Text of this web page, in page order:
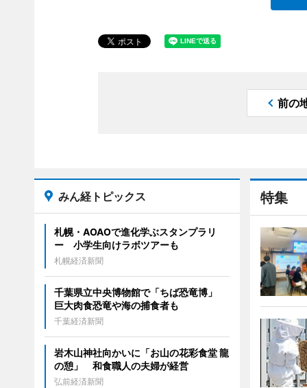
前の
特集
みん経トピックス
札幌・AOAOで進化学ぶスタンプラリ
ー 小学生向けラボツアーも
札幌経済新聞
千葉県立中央博物館で「ちば恐竜博」
巨大肉食恐竜や海の捕食者も
千葉経済新聞
岩木山神社向かいに「お山の花彩食堂 龍
の憩」 和食職人の夫婦が経営
弘前経済新聞